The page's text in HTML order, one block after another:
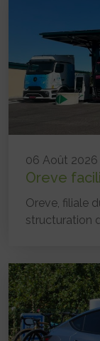
06 Août 2026
Oreve
Oreve, filiale
structuration